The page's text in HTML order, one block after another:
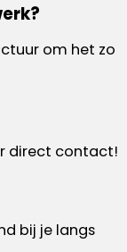
om het zo
direct contact!
bij je langs